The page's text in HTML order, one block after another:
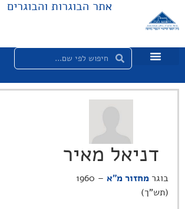
אתר הבוגרות והבוגרים
דניאל מאיר
בוגר מחזור מ"א
– 1960
(תש"ך)